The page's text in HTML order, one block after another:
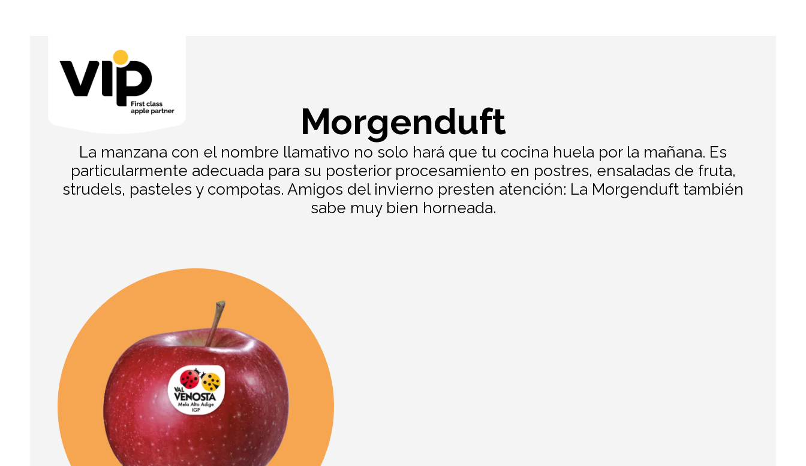
Morgenduft
La manzana con el nombre llamativo no solo hará que tu cocina huela por la mañana. Es
particularmente adecuada para su posterior procesamiento en postres, ensaladas de fruta,
strudels, pasteles y compotas. Amigos del invierno presten atención: La Morgenduft también
sabe muy bien horneada.